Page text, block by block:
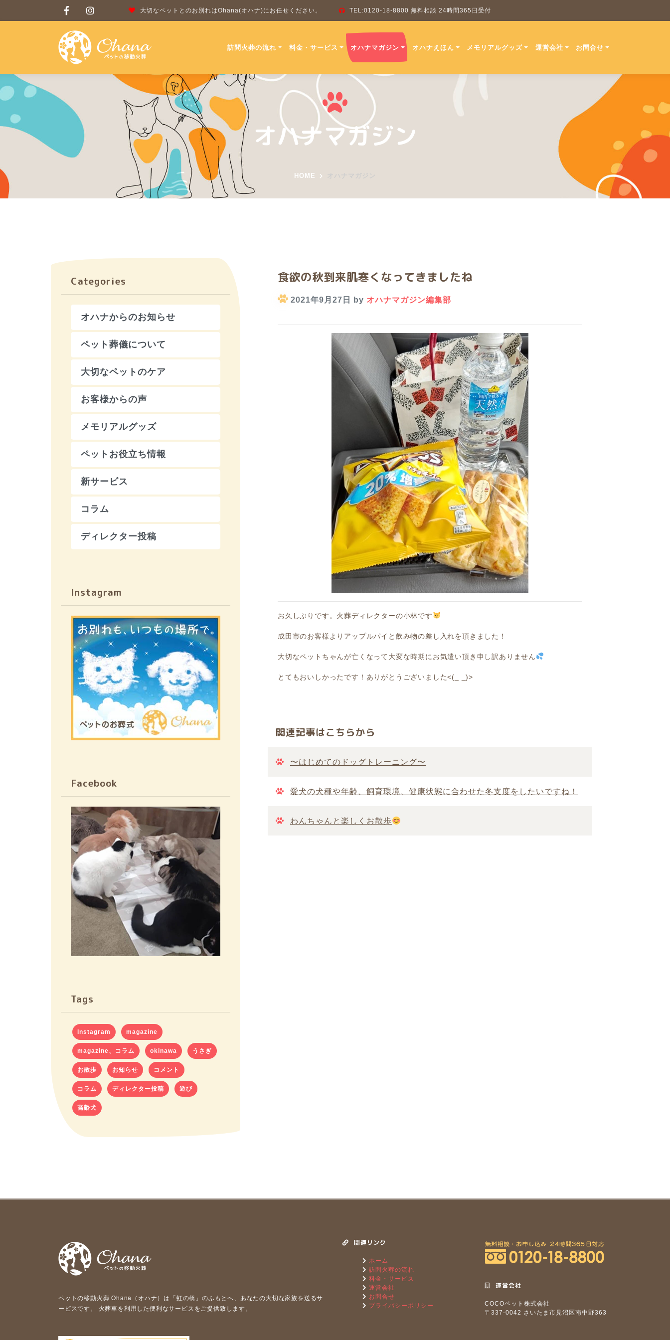
大切なペットとのお別れはOhana(オハナ)にお任せください。 TEL:0120-18-8800 無料相談 24時間365日受付
訪問火葬の流れ 料金・サービス オハナマガジン オハナえほん メモリアルグッズ 運営会社 お問合せ
オハナマガジン
HOME
食欲の秋到来肌寒くなってきましたね
2021年9月27日 by オハナマガジン編集部
お久しぶりです。火葬ディレクターの小林です
成田市のお客様よりアップルパイと飲み物の差し入れを頂きました！
大切なペットちゃんが亡くなって大変な時期にお気遣い頂き申し訳ありません
とてもおいしかったです！ありがとうございました<(_ _)>
関連記事はこちらから
〜はじめてのドッグトレーニング〜
愛犬の犬種や年齢、飼育環境、健康状態に合わせた冬支度をしたいですね！
わんちゃんと楽しくお散歩
Categories
オハナからのお知らせ
ペット葬儀について
大切なペットのケア
お客様からの声
メモリアルグッズ
ペットお役立ち情報
新サービス
コラム
ディレクター投稿
Instagram
Facebook
Tags
Instagram magazine
magazine、コラム okinawa うさぎ
お散歩 お知らせ コメント
コラム ディレクター投稿 遊び
高齢犬
ペットの移動⽕葬 Ohana（オハナ）は「虹の橋」のふもとへ、あなたの⼤切な家族を送るサ
ービスです。 ⽕葬⾞を利⽤した便利なサービスをご提供致します。
関連リンク
ホーム
訪問火葬の流れ
料金・サービス
運営会社
お問合せ
プライバシーポリシー
運営会社
COCOペット株式会社
〒337-0042 さいたま市見沼区南中野363